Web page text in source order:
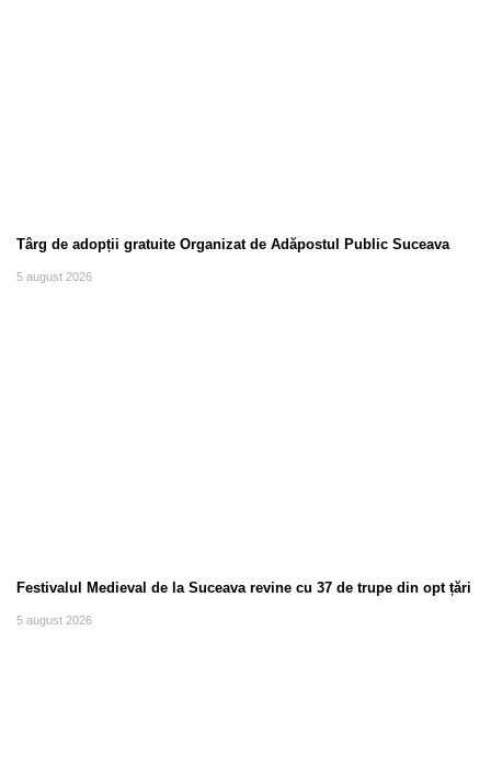
Târg de adopții gratuite Organizat de Adăpostul Public Suceava
5 august 2026
Festivalul Medieval de la Suceava revine cu 37 de trupe din opt țări
5 august 2026